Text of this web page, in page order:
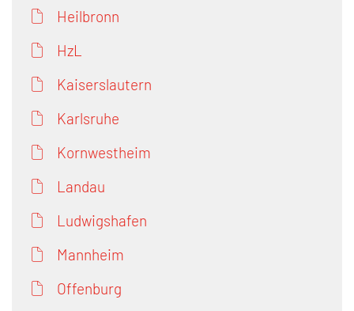
Heilbronn
HzL
Kaiserslautern
Karlsruhe
Kornwestheim
Landau
Ludwigshafen
Mannheim
Offenburg